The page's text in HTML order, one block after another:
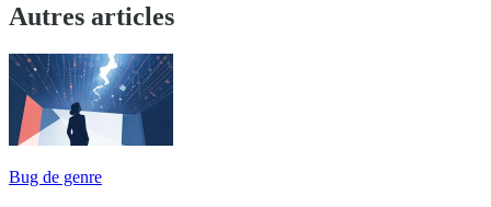
Autres articles
Bug de genre